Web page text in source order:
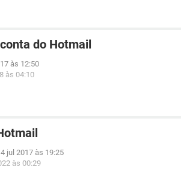
do Hotmail
às 12:50
às 04:10
jul 2017 às 19:25
às 00:29